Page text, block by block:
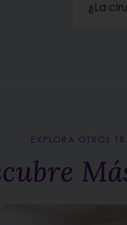
¿La
EXPLORA OTROS